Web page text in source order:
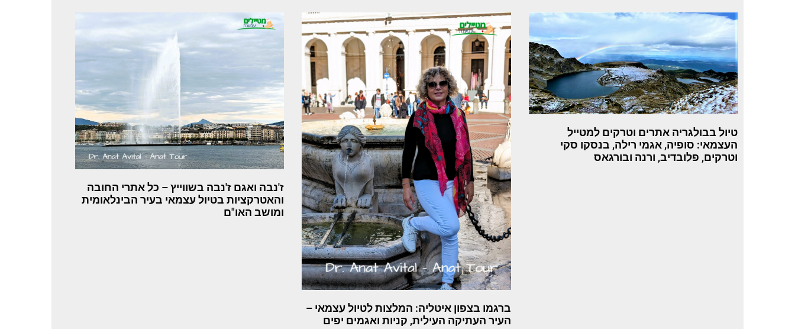
טיול בבולגריה אתרים וטרקים למטייל
העצמאי: סופיה, אגמי רילה, בנסקו סקי
וטרקים, פלובדיב, ורנה ובורגאס
ברגמו בצפון איטליה: המלצות לטיול עצמאי –
העיר העתיקה העילית, קניות ואגמים יפים
ז'נבה ואגם ז'נבה בשווייץ – כל אתרי החובה
והאטרקציות בטיול עצמאי בעיר הבינלאומית
ומושב האו"ם